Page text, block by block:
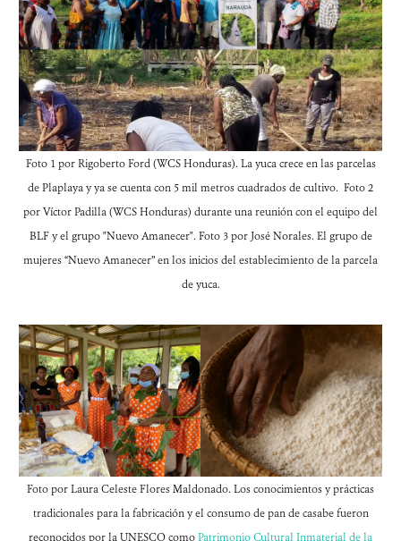
Foto 1 por Rigoberto Ford (WCS Honduras). La yuca crece en las parcelas
de Plaplaya y ya se cuenta con 5 mil metros cuadrados de cultivo. Foto 2
por Víctor Padilla (WCS Honduras) durante una reunión con el equipo del
BLF y el grupo "Nuevo Amanecer". Foto 3 por José Norales. El grupo de
mujeres “Nuevo Amanecer” en los inicios del establecimiento de la parcela
de yuca.
Foto por Laura Celeste Flores Maldonado. Los conocimientos y prácticas
tradicionales para la fabricación y el consumo de pan de casabe fueron
reconocidos por la UNESCO comoPatrimonio Cultural Inmaterial de la